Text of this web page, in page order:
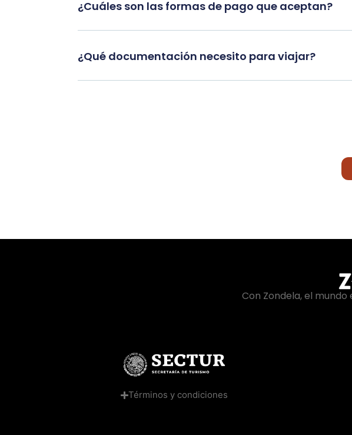
¿Cuáles son las formas de pago que aceptan?
¿Qué documentación necesito para viajar?
Con Zondela, el
Términos y condiciones